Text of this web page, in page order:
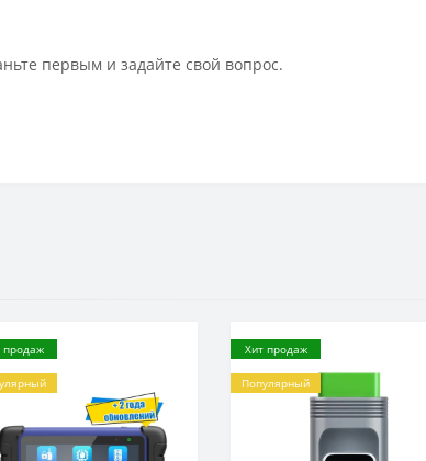
первым и задайте свой вопрос.
продаж Хит продаж
Популярный